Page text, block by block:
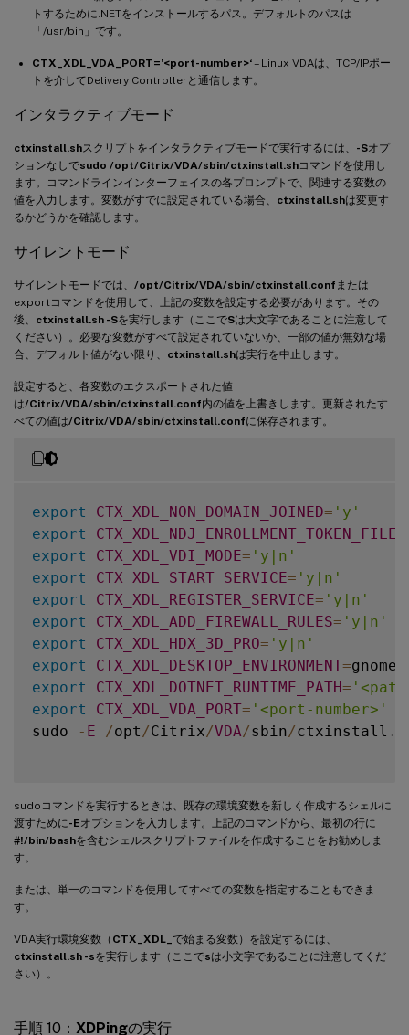
トするために.NETをインストールするパス。デフォルトのパスは
「/usr/bin」です。
CTX_XDL_VDA_PORT=’<port-number>‘– Linux VDAは、TCP/IPポー
トを介してDelivery Controllerと通信します。
インタラクティブモード
ctxinstall.shスクリプトをインタラクティブモードで実行するには、 -Sオプ
ションなしでsudo /opt/Citrix/VDA/sbin/ctxinstall.shコマンドを使用し
ます。コマンドラインインターフェイスの各プロンプトで、関連する変数の
値を入力します。変数がすでに設定されている場合、 ctxinstall.shは変更す
るかどうかを確認します。
サイレントモード
サイレントモードでは、 /opt/Citrix/VDA/sbin/ctxinstall.conf または
exportコマンドを使用して、上記の変数を設定する必要があります。その
後、 ctxinstall.sh -Sを実行します（ここでSは大文字であることに注意して
ください）。必要な変数がすべて設定されていないか、一部の値が無効な場
合、デフォルト値がない限り、 ctxinstall.shは実行を中止します。
設定すると、各変数のエクスポートされた値
は/Citrix/VDA/sbin/ctxinstall.conf内の値を上書きします。更新されたす
べての値は/Citrix/VDA/sbin/ctxinstall.confに保存されます。
export CTX_XDL_NON_DOMAIN_JOINED= 'y'
export
CTX_XDL_NDJ_ENROLLMENT_TOKEN_FILE
export
CTX_XDL_VDI_MODE= 'y|n'
export
CTX_XDL_START_SERVICE= 'y|n'
export
CTX_XDL_REGISTER_SERVICE= 'y|n'
export
CTX_XDL_ADD_FIREWALL_RULES= 'y|n'
export
CTX_XDL_HDX_3D_PRO= 'y|n'
export
CTX_XDL_DESKTOP_ENVIRONMENT=gnome
export
CTX_XDL_DOTNET_RUNTIME_PATH=
export
CTX_XDL_VDA_PORT= '<port-number>'
sudo
- E /opt/Citrix/VDA/sbin/ctxinstall .
sudoコマンドを実行するときは、既存の環境変数を新しく作成するシェルに
渡すために-Eオプションを入力します。上記のコマンドから、最初の行に
#!/bin/bashを含むシェルスクリプトファイルを作成することをお勧めしま
す。
または、単一のコマンドを使用してすべての変数を指定することもできま
す。
VDA実行環境変数（ CTX_XDL_ で始まる変数）を設定するには、
ctxinstall.sh -sを実行します（ここでsは小文字であることに注意してくだ
さい）。
手順 10： XDPingの実行